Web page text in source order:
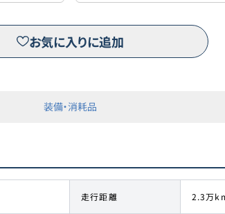
お気に入りに追加
装備・消耗品
走行距離 2.3万